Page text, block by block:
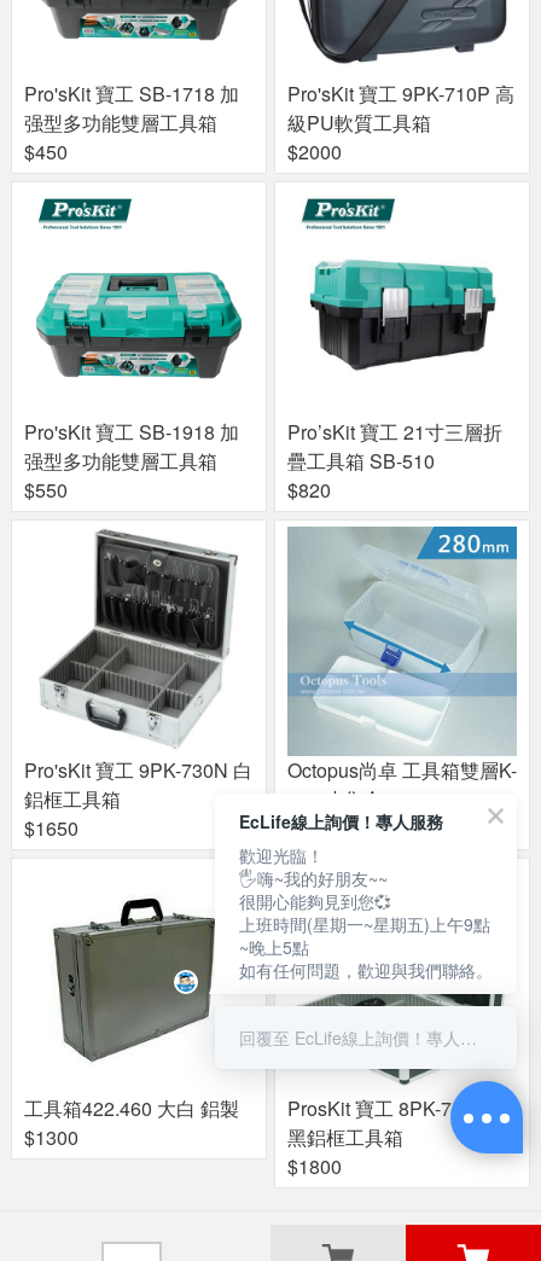
Pro'sKit 寶工 SB-1718 加
强型多功能雙層工具箱
$450
Pro'sKit 寶工 9PK-710P 高
級PU軟質工具箱
$2000
Pro'sKit 寶工 SB-1918 加
强型多功能雙層工具箱
$550
Pro’sKit 寶工 21寸三層折
疊工具箱 SB-510
$820
Pro'sKit 寶工 9PK-730N 白
鋁框工具箱
$1650
Octopus尚卓 工具箱雙層K-
723 小集合
$220
工具箱422.460 大白 鋁製
$1300
ProsKit 寶工 8PK-750N 大
黑鋁框工具箱
$1800
關於良興
EcLife線上詢價！專人服務
歡迎光臨！
🖐嗨~我的好朋友~~
很開心能夠見到您💞
上班時間(星期一~星期五)上午9點
~晚上5點
如有任何問題，歡迎與我們聯絡。
回覆至 EcLife線上詢價！專人服務